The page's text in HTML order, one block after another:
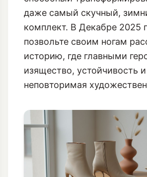
даже самый скучный,
комплект. В Декабре 2025
позвольте своим ногам
историю, где главными
изящество, устойчивость и
неповторимая